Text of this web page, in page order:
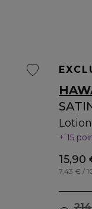
15
15,90
7,43 € /